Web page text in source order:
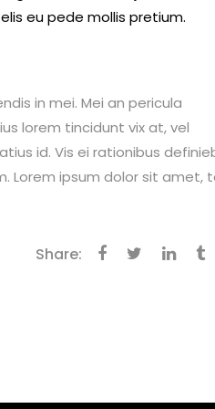
eu pede mollis pretium.
in mei. Mei an pericula
lorem tincidunt vix at, vel
id. Vis ei rationibus
Lorem ipsum dolor sit amet,
Share: